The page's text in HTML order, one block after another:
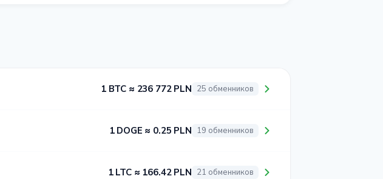
1 BTC ≈ 236 772 PLN 25 обменников
1 DOGE ≈ 0.25 PLN 19 обменников
1 LTC ≈ 166.42 PLN 21 обменников